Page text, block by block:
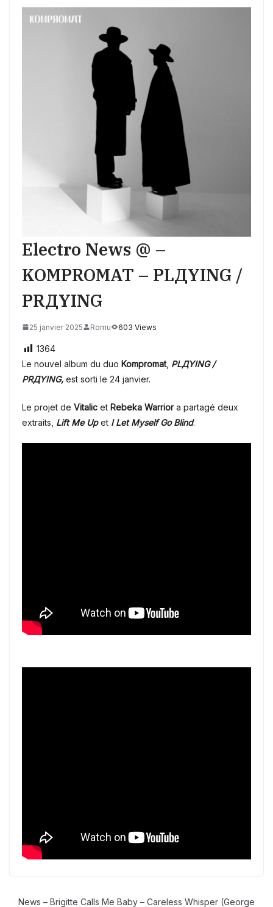
Electro News @ –
KOMPROMAT – PLДYING /
PRДYING
25 janvier 2025 Romu 603 Views
1364
Le nouvel album du duo Kompromat, PLДYING /
PRДYING, est sorti le 24 janvier.
Le projet de Vitalic et Rebeka Warriora partagé deux
extraits, Lift Me Upet I Let Myself Go Blind.
News – Brigitte Calls Me Baby – Careless Whisper (George